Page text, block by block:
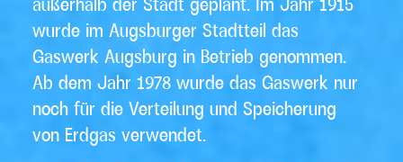
wurde im Augsburger Stadtteil das
Gaswerk Augsburg in Betrieb genommen.
Ab dem Jahr 1978 wurde das Gaswerk nur
noch für die Verteilung und Speicherung
von Erdgas verwendet.